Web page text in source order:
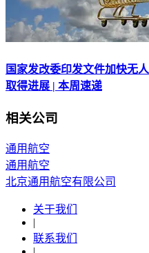
国家发改委印发文件加快无
取得进展 | 本周速递
相关公司
通用航空
通用航空
北京通用航空有限公司
关于我们
|
联系我们